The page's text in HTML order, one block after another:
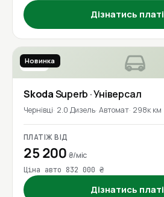
Дізнатись
2019
Новинка
SkodaSuperb · Універсал
Чернівці 2.0 Дизель Автомат 298к км
ПЛАТІЖ ВІД
25 200 ₴/міс
Ціна авто 832 000 ₴
Дізнатись